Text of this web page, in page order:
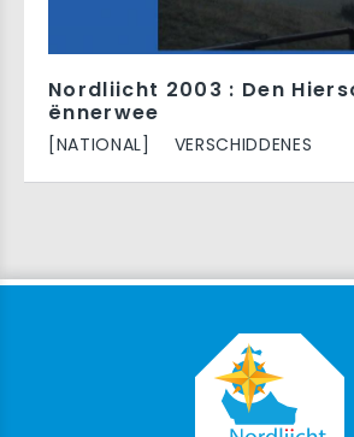
Nordliicht 2003 : Den
ënnerwee
[NATIONAL] VERSCHIDDENES